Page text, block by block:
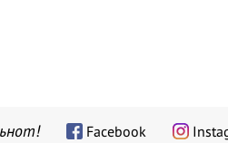
Facebook